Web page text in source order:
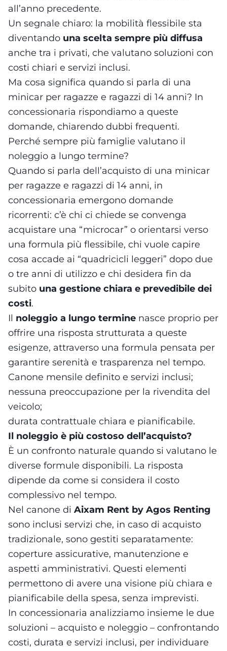
all’anno precedente.
Un segnale chiaro: la mobilità flessibile sta
diventando una scelta sempre più diffusa
anche tra i privati, che valutano soluzioni con
costi chiari e servizi inclusi.
Ma cosa significa quando si parla di una
minicar per ragazze e ragazzi di 14 anni? In
concessionaria rispondiamo a queste
domande, chiarendo dubbi frequenti.
Perché sempre più famiglie valutano il
noleggio a lungo termine?
Quando si parla dell’acquisto di una minicar
per ragazze e ragazzi di 14 anni, in
concessionaria emergono domande
ricorrenti: c’è chi ci chiede se convenga
acquistare una “microcar” o orientarsi verso
una formula più flessibile, chi vuole capire
cosa accade ai “quadricicli leggeri” dopo due
o tre anni di utilizzo e chi desidera fin da
subito una gestione chiara e prevedibile dei
costi.
Il noleggio a lungo termine nasce proprio per
offrire una risposta strutturata a queste
esigenze, attraverso una formula pensata per
garantire serenità e trasparenza nel tempo.
Canone mensile definito e servizi inclusi;
nessuna preoccupazione per la rivendita del
veicolo;
durata contrattuale chiara e pianificabile.
Il noleggio è più costoso dell’acquisto?
È un confronto naturale quando si valutano le
diverse formule disponibili. La risposta
dipende da come si considera il costo
complessivo nel tempo.
Nel canone di Aixam Rent by Agos Renting
sono inclusi servizi che, in caso di acquisto
tradizionale, sono gestiti separatamente:
coperture assicurative, manutenzione e
aspetti amministrativi. Questi elementi
permettono di avere una visione più chiara e
pianificabile della spesa, senza imprevisti.
In concessionaria analizziamo insieme le due
soluzioni – acquisto e noleggio – confrontando
costi, durata e servizi inclusi, per individuare